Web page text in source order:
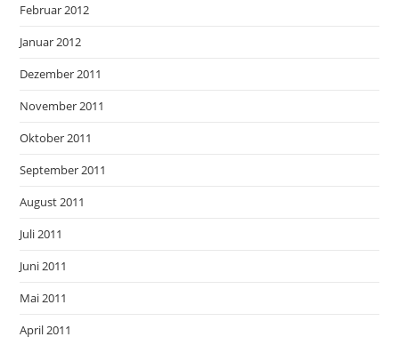
Februar 2012
Januar 2012
Dezember 2011
November 2011
Oktober 2011
September 2011
August 2011
Juli 2011
Juni 2011
Mai 2011
April 2011